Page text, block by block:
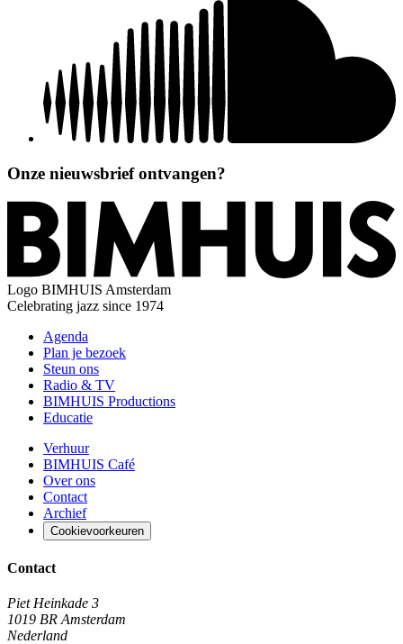
Onze nieuwsbrief ontvangen?
Logo BIMHUIS Amsterdam
Celebrating jazz since 1974
Agenda
Plan je bezoek
Steun ons
Radio & TV
BIMHUIS Productions
Educatie
Verhuur
BIMHUIS Café
Over ons
Contact
Archief
Cookievoorkeuren
Contact
Piet Heinkade 3
1019 BR Amsterdam
Nederland